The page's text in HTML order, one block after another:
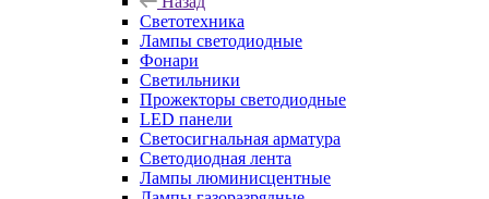
Светотехника
Лампы светодиодные
Фонари
Светильники
Прожекторы светодиодные
LED панели
Светосигнальная арматура
Светодиодная лента
Лампы люминисцентные